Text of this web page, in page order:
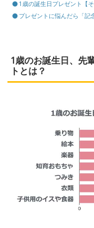
1歳の誕生日プレゼント【そ
プレゼントに悩んだら「記
1歳のお誕生日、先
トとは？